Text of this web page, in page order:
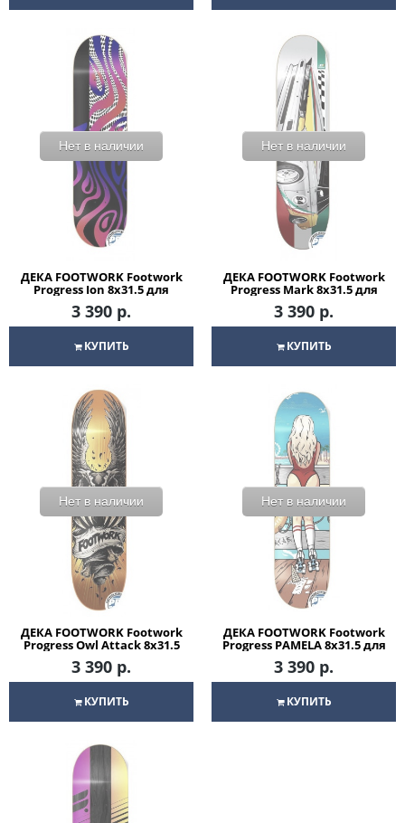
Нет в наличии
ДЕКА FOOTWORK Footwork
Progress Ion 8x31.5 для
скейтборда
3 390 р.
КУПИТЬ
Нет в наличии
ДЕКА FOOTWORK Footwork
Progress Mark 8x31.5 для
скейтборда
3 390 р.
КУПИТЬ
Нет в наличии
ДЕКА FOOTWORK Footwork
Progress Owl Attack 8x31.5
для скейтборда
3 390 р.
КУПИТЬ
Нет в наличии
ДЕКА FOOTWORK Footwork
Progress PAMELA 8x31.5 для
скейтборда
3 390 р.
КУПИТЬ